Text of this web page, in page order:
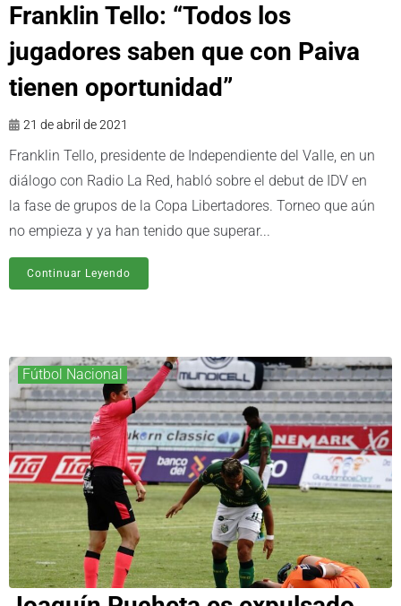
Franklin Tello: “Todos los
jugadores saben que con Paiva
tienen oportunidad”
21 de abril de 2021
Franklin Tello, presidente de Independiente del Valle, en un
diálogo con Radio La Red, habló sobre el debut de IDV en
la fase de grupos de la Copa Libertadores. Torneo que aún
no empieza y ya han tenido que superar...
Continuar Leyendo
Fútbol Nacional